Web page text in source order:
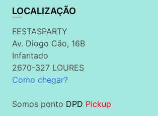
LOCALIZAÇÃO
FESTASPARTY
Av. Diogo Cão, 16B
Infantado
2670-327 LOURES
Como chegar?
Somos ponto DPD Pickup